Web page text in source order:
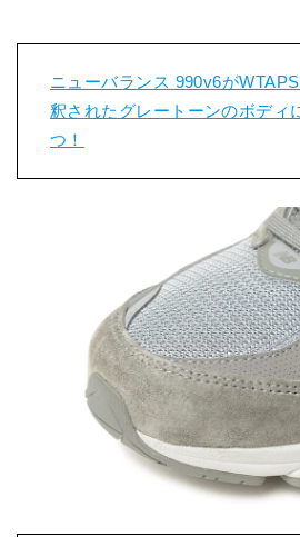
ニューバランス 990v6が
釈されたグレートーンのボディ
つ！